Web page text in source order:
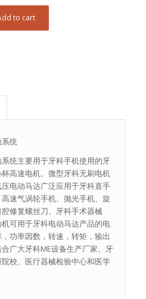
to cart
统
统主要用于牙科手机使用的牙
高速电机、微型牙科无刷电机
电动马达广泛应用于牙科直手
速气涡轮手机、抛光手机、旋
修复螺丝刀、牙科手术器械
可用于牙科电动马达产品的电
功率因数，转速，转矩，输出
广大牙科ME设备生产厂家、牙
校、医疗器械检验中心和医学